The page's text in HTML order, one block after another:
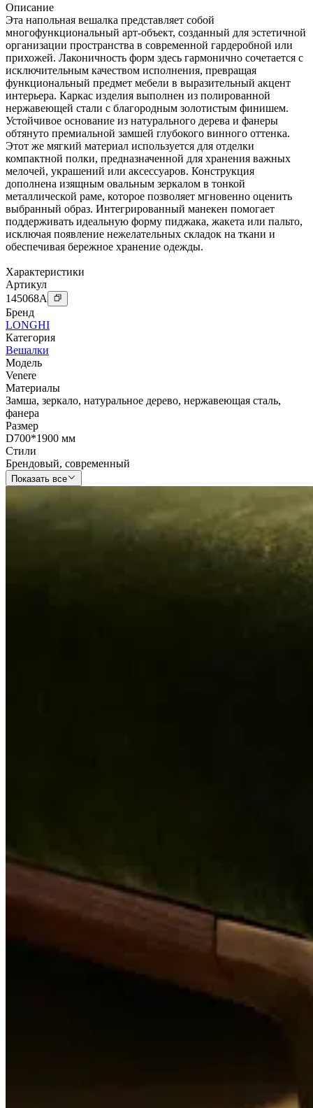
Описание
Эта напольная вешалка представляет собой
многофункциональный арт-объект, созданный для эстетичной
организации пространства в современной гардеробной или
прихожей. Лаконичность форм здесь гармонично сочетается с
исключительным качеством исполнения, превращая
функциональный предмет мебели в выразительный акцент
интерьера. Каркас изделия выполнен из полированной
нержавеющей стали с благородным золотистым финишем.
Устойчивое основание из натурального дерева и фанеры
обтянуто премиальной замшей глубокого винного оттенка.
Этот же мягкий материал используется для отделки
компактной полки, предназначенной для хранения важных
мелочей, украшений или аксессуаров. Конструкция
дополнена изящным овальным зеркалом в тонкой
металлической раме, которое позволяет мгновенно оценить
выбранный образ. Интегрированный манекен помогает
поддерживать идеальную форму пиджака, жакета или пальто,
исключая появление нежелательных складок на ткани и
обеспечивая бережное хранение одежды.
Характеристики
Артикул
145068A
Бренд
LONGHI
Категория
Вешалки
Модель
Venere
Материалы
Замша, зеркало, натуральное дерево, нержавеющая сталь,
фанера
Размер
D700*1900 мм
Стили
Брендовый, современный
Показать все